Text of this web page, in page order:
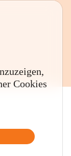
Cookies